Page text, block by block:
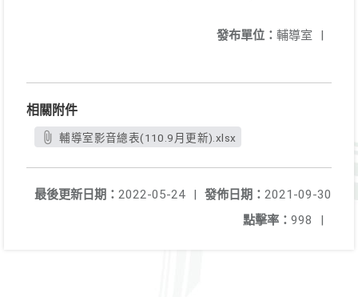
發布單位： 輔導室 |
相關附件
輔導室影音總表(110.9月更新).xlsx
發佈日期： 2021-09-30
最後更新日期： 2022-05-24
|
點擊率： 998 |